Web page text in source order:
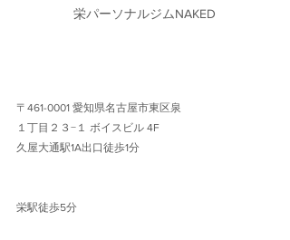
栄パーソナルジムNAKED
〒461-0001 愛知県名古屋市東区泉
１丁目２３−１ ボイスビル 4F
久屋大通駅1A出口徒歩1分
栄駅徒歩5分